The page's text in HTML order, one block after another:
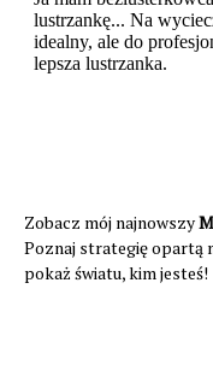
Zobacz mój najnowszy
Poznaj strategię opartą
pokaż światu, kim jesteś!